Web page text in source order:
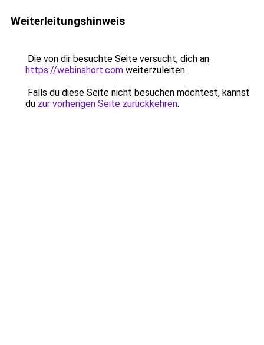
Weiterleitungshinweis
Die von dir besuchte Seite versucht, dich an
https://webinshort.com weiterzuleiten.
Falls du diese Seite nicht besuchen möchtest, kannst
du zur vorherigen Seite zurückkehren.